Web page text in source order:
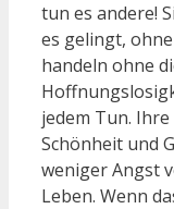
tun es andere!
es gelingt,
handeln ohne
jedem Tun.
Schönheit und
weniger Angst
Leben. Wenn